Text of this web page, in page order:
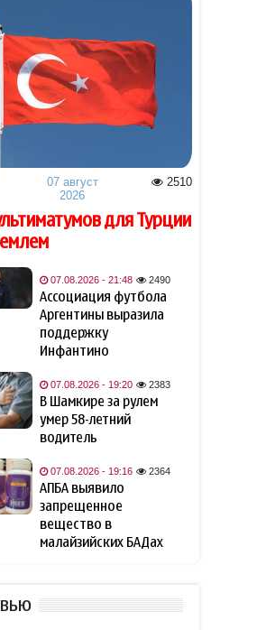
Турция ограничивает
проход судов в Чёрном море
Вучич назвал
Вучич сообщил, что Сербия
"сделает все" для помощи
Украине с вступлением в ЕС
Медведев предсказал
Украине скорый конец без
нового руководства
Хикмет Гаджиев: Президент
Ильхам Алиев выиграл войну
и одновременно выиграл
мир — ВИДЕО
СПГ из России
Советник Верховного лидера
Ирана: Иностранные силы
должны покинуть регион
«в игре без правил»
07 август
2026
2510
для Турции
07.08.2026 - 21:48 2490
Ассоциация футбола
Аргентины выразила
поддержку
Инфантино
07.08.2026 - 19:20 2383
В Шамкире за рулем
умер 58-летний
водитель
07.08.2026 - 19:16 2364
АПБА выявило
запрещенное
вещество в
малайзийских БАДах